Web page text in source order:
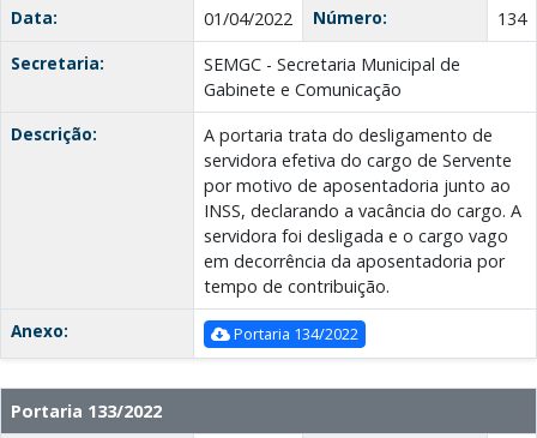
Data: 01/04/2022 Número:
134
Secretaria:
SEMGC - Secretaria Municipal de
Gabinete e Comunicação
Descrição:
A portaria trata do desligamento de
servidora efetiva do cargo de Servente
por motivo de aposentadoria junto ao
INSS, declarando a vacância do cargo. A
servidora foi desligada e o cargo vago
em decorrência da aposentadoria por
tempo de contribuição.
Anexo:
Portaria 134/2022
Portaria 133/2022